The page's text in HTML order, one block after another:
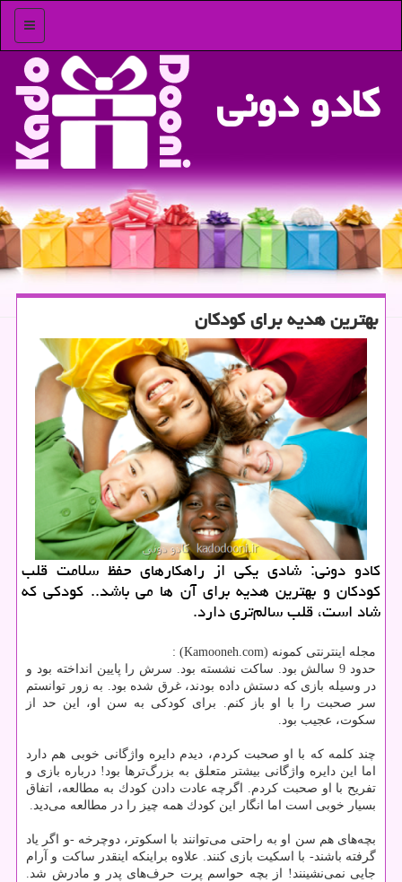
منو
كادو دونی
بهترین هدیه برای كودكان
كادو دونی: شادی یكی از راهكارهای حفظ سلامت قلب
كودكان و بهترین هدیه برای آن ها می باشد.. كودكی كه
شاد است، قلب سالم‌تری دارد.
مجله اینترنتی كمونه (Kamooneh.com) :
حدود 9 سالش بود. ساكت نشسته بود. سرش را پایین انداخته بود و
در وسیله بازی‌ كه دستش داده بودند، غرق شده بود. به زور توانستم
سر صحبت را با او باز كنم. برای كودكی به سن او، این حد از
سكوت، عجیب بود.
چند كلمه كه با او صحبت كردم، دیدم دایره واژگانی خوبی هم دارد‌
اما این دایره واژگانی بیشتر متعلق به بزرگ‌ترها بود! درباره بازی و
تفریح با او صحبت كردم. اگرچه عادت دادن كودك به مطالعه، اتفاق
بسیار خوبی است اما انگار این كودك همه‌‌ چیز را در مطالعه می‌دید.
بچه‌های هم سن او به راحتی می‌توانند با اسكوتر، دوچرخه -و اگر یاد
گرفته باشند- با اسكیت بازی كنند. علاوه براینكه اینقدر ساكت و آرام
جایی نمی‌نشینند! از بچه حواسم پرت حرف‌های پدر و مادرش شد.